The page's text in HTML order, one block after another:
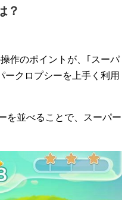
？
作のポイントが、｢スーパ
ークロプシーを上手く利用
を並べることで、スーパー